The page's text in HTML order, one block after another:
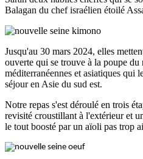
Balagan du chef israélien étoilé
Jusqu'au 30 mars 2024, elles
ouverte qui se trouve à la poupe
méditerranéennes et asiatiques qui
séjour en Asie du sud est.
Notre repas s'est déroulé en trois
revisité croustillant à l'extérieur et
le tout boosté par un aïoli pas trop